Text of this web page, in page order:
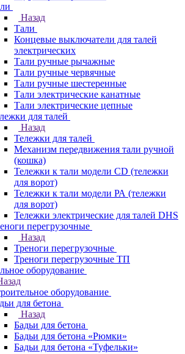
Назад
Тали
Концевые выключатели для талей
электрических
Тали ручные рычажные
Тали ручные червячные
Тали ручные шестеренные
Тали электрические канатные
Тали электрические цепные
для талей
Назад
Тележки для талей
Механизм передвижения тали ручной
(кошка)
Тележки к тали модели CD (тележки
для ворот)
Тележки к тали модели РА (тележки
для ворот)
Тележки электрические для талей DHS
перегрузочные
Назад
Треноги перегрузочные
Треноги перегрузочные ТП
оборудование
оборудование
для бетона
Назад
Бадьи для бетона
Бадьи для бетона «Рюмки»
Бадьи для бетона «Туфельки»